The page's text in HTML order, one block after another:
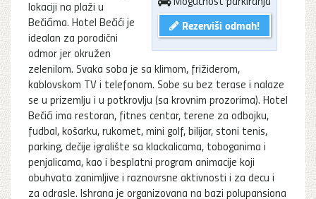
Rezerviši odmah!
lokaciji na plaži u
Bečićima. Hotel Bečići je
idealan za porodični
odmor jer okružen
zelenilom. Svaka soba je sa klimom, frižiderom,
kablovskom TV i telefonom. Sobe su bez terase i nalaze
se u prizemlju i u potkrovlju (sa krovnim prozorima). Hotel
Bečići ima restoran, fitnes centar, terene za odbojku,
fudbal, košarku, rukomet, mini golf, bilijar, stoni tenis,
parking, dečije igralište sa klackalicama, toboganima i
penjalicama, kao i besplatni program animacije koji
obuhvata zanimljive i raznovrsne aktivnosti i za decu i
za odrasle. Ishrana je organizovana na bazi polupansiona